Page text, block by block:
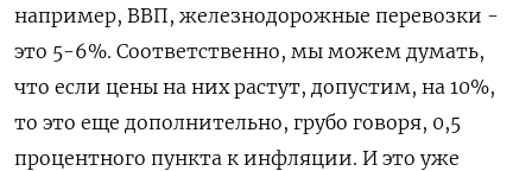
например, ВВП, железнодорожные перевозки -
это 5-6%. Соответственно, мы можем думать,
что если цены на них растут, допустим, на 10%,
то это еще дополнительно, грубо говоря, 0,5
процентного пункта к инфляции. И это уже